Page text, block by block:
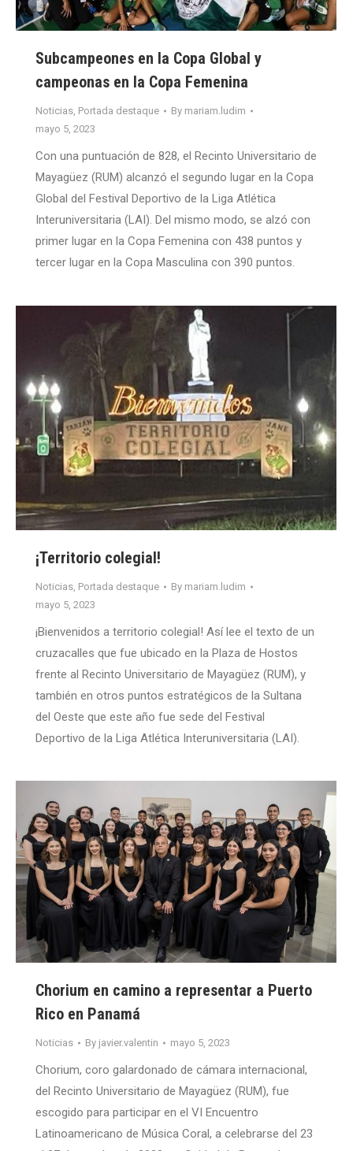
Subcampeones en la Copa Global y
campeonas en la Copa Femenina
Noticias, Portada destaque By mariam.ludim
mayo 5, 2023
Con una puntuación de 828, el Recinto Universitario de
Mayagüez (RUM) alcanzó el segundo lugar en la Copa
Global del Festival Deportivo de la Liga Atlética
Interuniversitaria (LAI). Del mismo modo, se alzó con
primer lugar en la Copa Femenina con 438 puntos y
tercer lugar en la Copa Masculina con 390 puntos.
¡Territorio colegial!
Noticias, Portada destaque By mariam.ludim
mayo 5, 2023
¡Bienvenidos a territorio colegial! Así lee el texto de un
cruzacalles que fue ubicado en la Plaza de Hostos
frente al Recinto Universitario de Mayagüez (RUM), y
también en otros puntos estratégicos de la Sultana
del Oeste que este año fue sede del Festival
Deportivo de la Liga Atlética Interuniversitaria (LAI).
Chorium en camino a representar a Puerto
Rico en Panamá
Noticias By javier.valentin mayo 5, 2023
Chorium, coro galardonado de cámara internacional,
del Recinto Universitario de Mayagüez (RUM), fue
escogido para participar en el VI Encuentro
Latinoamericano de Música Coral, a celebrarse del 23